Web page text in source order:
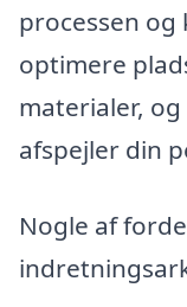
processen
optimere
materialer,
afspejler din
Nogle af